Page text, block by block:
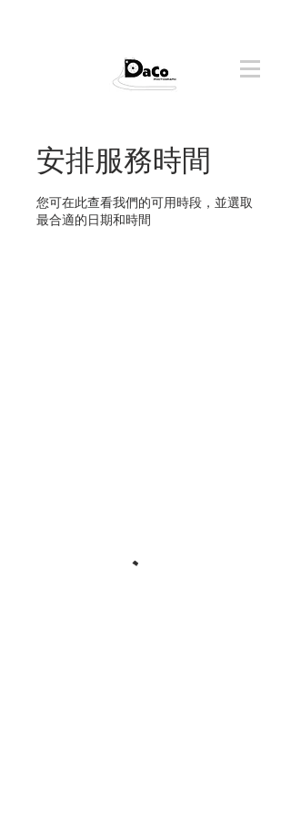
安排服務時間
您可在此查看我們的可用時段，並選取
最合適的日期和時間